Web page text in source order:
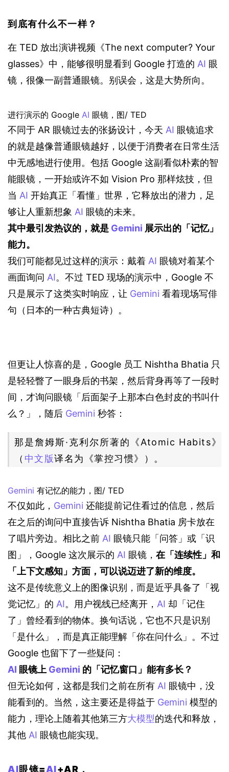
到底有什么不一样？
在 TED 放出演讲视频《The next computer? Your
glasses》中，能够很明显看到 Google 打造的 AI 眼
镜，很像一副普通眼镜。别误会，这是大势所向。
进行演示的 Google AI 眼镜，图/ TED
不同于 AR 眼镜过去的张扬设计，今天 AI 眼镜追求
的就是越像普通眼镜越好，以便于消费者在日常生活
中无感地进行使用。包括 Google 这副看似朴素的智
能眼镜，一开始或许不如 Vision Pro 那样炫技，但
当 AI 开始真正「看懂」世界，它释放出的潜力，足
够让人重新想象 AI 眼镜的未来。
其中最引发热议的，就是 Gemini 展示出的「记忆」
能力。
我们可能都见过这样的演示：戴着 AI 眼镜对着某个
画面询问 AI。不过 TED 现场的演示中，Google 不
只是展示了这类实时响应，让 Gemini 看着现场写俳
句（日本的一种古典短诗）。
但更让人惊喜的是，Google 员工 Nishtha Bhatia 只
是轻轻瞥了一眼身后的书架，然后背身再等了一段时
间，才询问眼镜「后面架子上那本白色封皮的书叫什
么？」，随后 Gemini 秒答：
那是詹姆斯·克利尔所著的《Atomic Habits》
（ 中文版译名为《掌控习惯》）。
Gemini 有记忆的能力，图/ TED
不仅如此， Gemini 还能提前记住看过的信息，然后
在之后的询问中直接告诉 Nishtha Bhatia 房卡放在
了唱片旁边。相比之前 AI 眼镜只能「问答」或「识
图」，Google 这次展示的 AI 眼镜， 在「连续性」和
「上下文感知」方面，可以说迈进了新的维度。
这不是传统意义上的图像识别，而是近乎具备了「视
觉记忆」的 AI。用户视线已经离开， AI 却「记住
了」曾经看到的物体。换句话说，它也不只是识别
「是什么」，而是真正能理解「你在问什么」。不过
Google 也留下了一些疑问：
AI 眼镜上 Gemini 的「记忆窗口」能有多长？
但无论如何，这都是我们之前在所有 AI 眼镜中，没
能看到的。当然，这主要还是得益于 Gemini 模型的
能力，理论上随着其他第三方大模型的迭代和释放，
其他 AI 眼镜也能实现。
AI眼镜=AI+AR，